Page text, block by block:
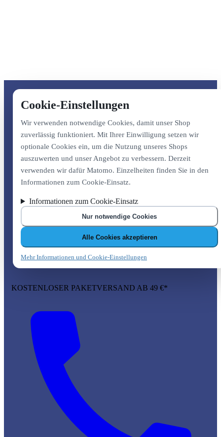
Cookie-Einstellungen
Wir verwenden notwendige Cookies, damit unser Shop
zuverlässig funktioniert. Mit Ihrer Einwilligung setzen wir
optionale Cookies ein, um die Nutzung unseres Shops
auszuwerten und unser Angebot zu verbessern. Derzeit
verwenden wir dafür Matomo. Einzelheiten finden Sie in den
Informationen zum Cookie-Einsatz.
Informationen zum Cookie-Einsatz
Nur notwendige Cookies
Alle Cookies akzeptieren
Mehr Informationen und Cookie-Einstellungen
KOSTENLOSER PAKETVERSAND AB 49 €*